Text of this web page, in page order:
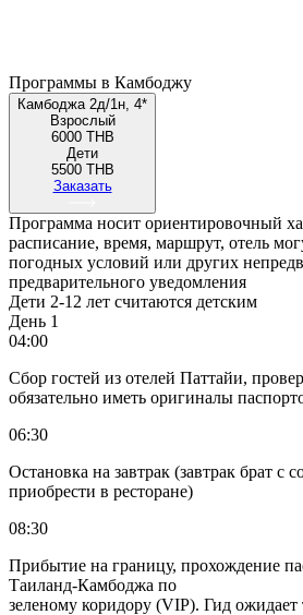
Программы в Камбоджу
Камбоджа 2д/1н, 4*
Взрослый
6000 THB
Дети
5500 THB
Заказать
Программа носит ориентировочный
расписание, время, маршрут, отель
погодных условий или других
предварительного уведомления
Дети 2-12 лет считаются детским
День 1
04:00
Сбор гостей из отелей Паттайи,
обязательно иметь оригиналы
06:30
Остановка на завтрак (завтрак брат с
приобрести в ресторане)
08:30
Прибытие на границу, прохождение
Таиланд-Камбоджа по
зеленому коридору (VIP). Гид ожидает